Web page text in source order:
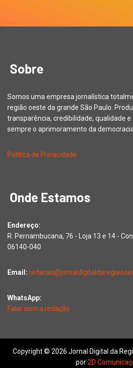
Sobre
Somos uma empresa jornalística
região oeste da grande São Paulo.
transparência, credibilidade, qualidade e
sempre o aprimoramento da
Política de Privacidade
Onde Estamos
Endereço:
R. Pernambucana, 76 - Loja 13 e 14 -
06140-040
Email:
WhatsApp:
Falar com a redação
Copyright © 2026 Jornal Digital da
por2D